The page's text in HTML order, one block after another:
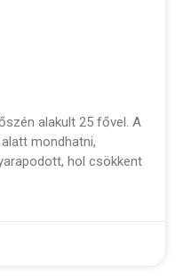
alakult 25 fővel. A
mondhatni,
hol csökkent